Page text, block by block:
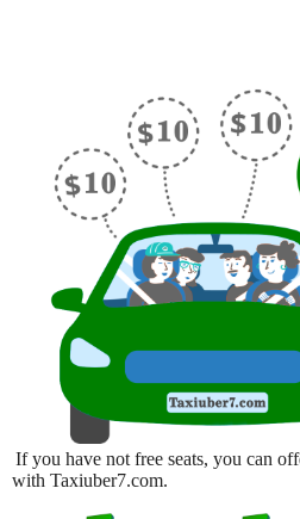
If you have not free seats, you can
with Taxiuber7.com.